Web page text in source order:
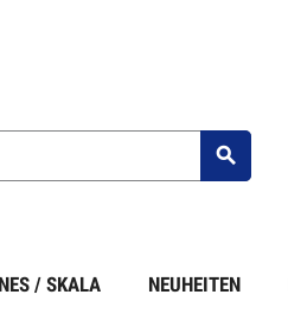

/ SKALA NEUHEITEN